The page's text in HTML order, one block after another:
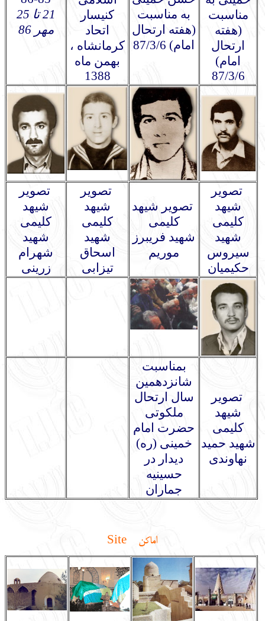
مناسبت
(هفته
ارتحال
امام)
87/3/6
به مناسبت
(هفته ارتحال
امام) 87/3/6
کنیسار
اتحاد
کرمانشاه ،
بهمن ماه
1388
21 تا 25
مهر 86
تصویر
شیهد
کلیمی
شهید
سیروس
حکیمیان
تصویر شیهد
کلیمی
شهید فریبرز
موریم
تصویر
شیهد
کلیمی
شهید
اسحاق
تیزابی
تصویر
شیهد
کلیمی
شهید
شهرام
زرینی
تصویر
شیهد
کلیمی
شهید حمید
نهاوندی
بمناسبت
شانزدهمین
سال ارتحال
ملکوتی
حضرت امام
خمینی (ره)
دیدار در
حسینیه
جماران
اماکن Site